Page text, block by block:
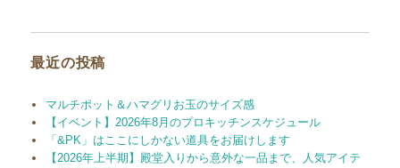
最近の投稿
マルチポット＆ハマグリお玉のサイズ感
【イベント】2026年8月のプロキッチンスケジュール
「&PK」はここにしかない道具をお届けします
【2026年上半期】殿堂入りから意外な一品まで、人気アイテ